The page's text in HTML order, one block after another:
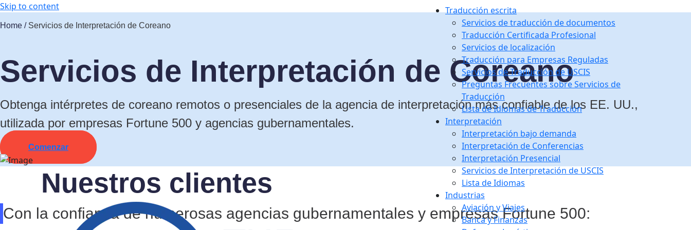
Skip to content
Traducción escrita
Servicios de traducción de documentos
Traducción Certificada Profesional
Servicios de localización
Traducción para Empresas Reguladas
Servicios de Traducción de USCIS
Preguntas Frecuentes sobre Servicios de
Traducción
Lista de Idiomas de Traducción
Interpretación
Interpretación bajo demanda
Interpretación de Conferencias
Interpretación Presencial
Servicios de Interpretación de USCIS
Lista de Idiomas
Industrias
Aviación y Viajes
Banca y Finanzas
Home / Servicios de Interpretación de Coreano
Servicios de Interpretación de Coreano
Obtenga intérpretes de coreano remotos o presenciales de la agencia de interpretación más confiable de los EE. UU.,
utilizada por empresas Fortune 500 y agencias gubernamentales.
Comenzar
Nuestros clientes
Con la confianza de numerosas agencias gubernamentales y empresas Fortune 500: